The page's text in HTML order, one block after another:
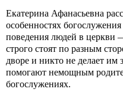
Екатерина Афанасьевна
особенностях
поведения людей в
строго стоят по разным
дворе и никто не делает им
помогают немощным
богослужениях.